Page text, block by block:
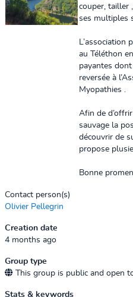
couper, tailler
ses multiples
L’association
au Téléthon
payantes
reversée à
Myopathies .
Afin de
sauvage la
découvrir de
propose
Bonne
Contact person(s)
Olivier Pellegrin
Creation date
4 months ago
Group type
This group is public and open
Stats & keywords